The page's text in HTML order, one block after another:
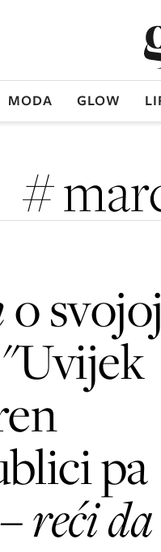
MODA GLOW
#
o svojoj
pa
reći da